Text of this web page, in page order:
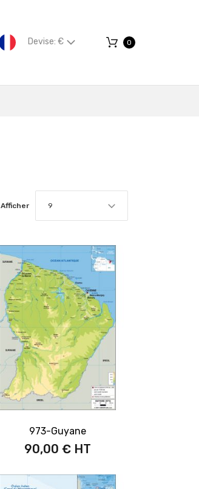
Devise: € 0
Afficher 9
973-Guyane
90,00 €